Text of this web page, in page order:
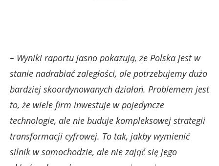
– Wyniki raportu jasno pokazują, że Polska jest w
stanie nadrabiać zaległości, ale potrzebujemy dużo
bardziej skoordynowanych działań. Problemem jest
to, że wiele firm inwestuje w pojedyncze
technologie, ale nie buduje kompleksowej strategii
transformacji cyfrowej. To tak, jakby wymienić
silnik w samochodzie, ale nie zająć się jego